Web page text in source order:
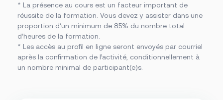
* La présence au cours est un facteur important de
réussite de la formation. Vous devez y assister dans une
proportion d’un minimum de 85% du nombre total
d’heures de la formation.
* Les accès au profil en ligne seront envoyés par courriel
après la confirmation de l’activité, conditionnellement à
un nombre minimal de participant(e)s.